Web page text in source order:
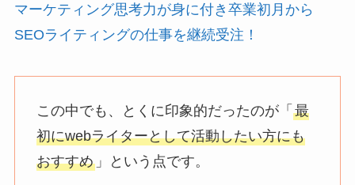
マーケティング思考力が身に付き卒業初月から
SEOライティングの仕事を継続受注！
この中でも、とくに印象的だったのが「 最
初にwebライターとして活動したい方にも
おすすめ」という点です。